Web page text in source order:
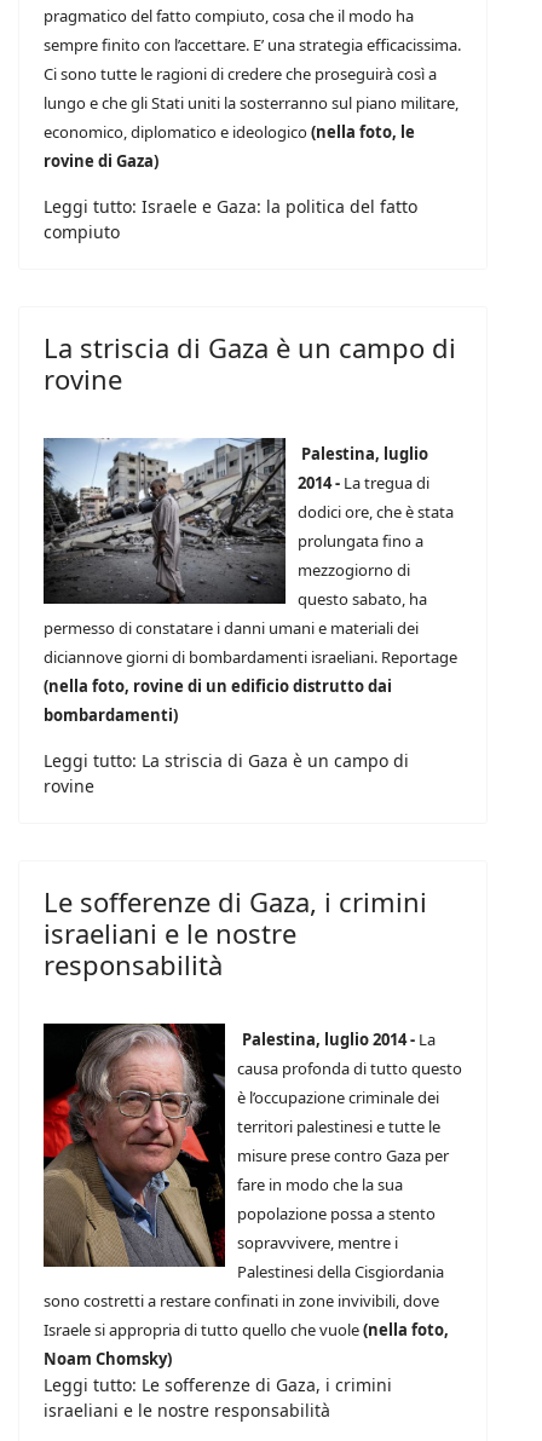
pragmatico del fatto compiuto, cosa che il modo ha
sempre finito con l’accettare. E’ una strategia efficacissima.
Ci sono tutte le ragioni di credere che proseguirà così a
lungo e che gli Stati uniti la sosterranno sul piano militare,
economico, diplomatico e ideologico(nella foto, le
rovine di Gaza)
Leggi tutto: Israele e Gaza: la politica del fatto
compiuto
La striscia di Gaza è un campo di
rovine
Palestina, luglio
2014 - La tregua di
dodici ore, che è stata
prolungata fino a
mezzogiorno di
questo sabato, ha
permesso di constatare i danni umani e materiali dei
diciannove giorni di bombardamenti israeliani. Reportage
(nella foto, rovine di un edificio distrutto dai
bombardamenti)
Leggi tutto: La striscia di Gaza è un campo di
rovine
Le sofferenze di Gaza, i crimini
israeliani e le nostre
responsabilità
Palestina, luglio 2014 - La
causa profonda di tutto questo
è l’occupazione criminale dei
territori palestinesi e tutte le
misure prese contro Gaza per
fare in modo che la sua
popolazione possa a stento
sopravvivere, mentre i
Palestinesi della Cisgiordania
sono costretti a restare confinati in zone invivibili, dove
Israele si appropria di tutto quello che vuole(nella foto,
Noam Chomsky)
Leggi tutto: Le sofferenze di Gaza, i crimini
israeliani e le nostre responsabilità